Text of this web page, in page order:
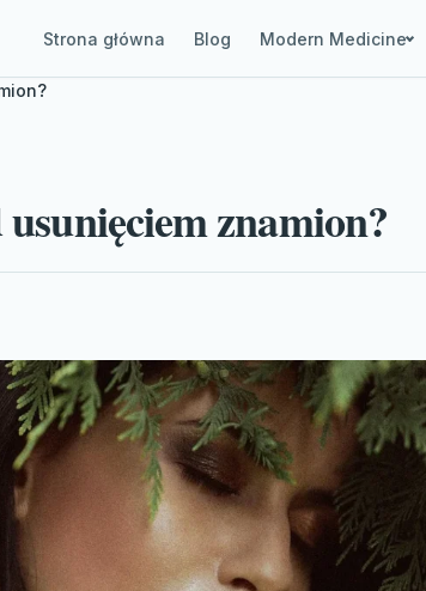
Strona główna Blog Modern Medicine
znamion?